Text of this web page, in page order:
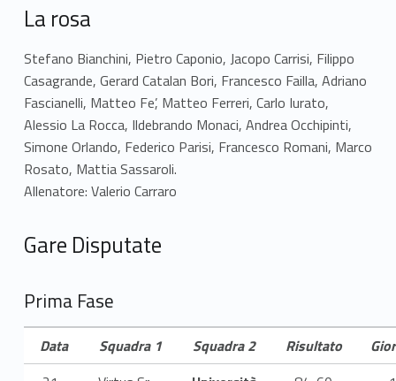
C
S
I
O
p
e
n
a
s
La rosa
Stefano Bianchini, Pietro Caponio, Jacopo Carrisi, Filippo
Casagrande, Gerard Catalan Bori, Francesco Failla, Adriano
Fascianelli, Matteo Fe’, Matteo Ferreri, Carlo Iurato,
Alessio La Rocca, Ildebrando Monaci, Andrea Occhipinti,
Simone Orlando, Federico Parisi, Francesco Romani, Marco
Rosato, Mattia Sassaroli.
Allenatore: Valerio Carraro
Gare Disputate
Prima Fase
Data Squadra 1 Squadra 2 Risultato